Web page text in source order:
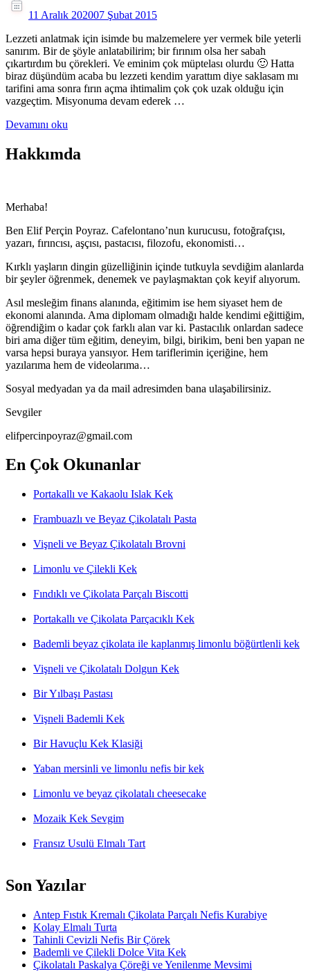
11 Aralık 202007 Şubat 2015
Lezzeti anlatmak için isimde bu malzemelere yer vermek bile yeterli
sanırım. Bir de şöyle anlatabilirim; bir fırınım olsa her sabah
çıkartırdım bu çörekleri. Ve eminim çok müptelası olurdu 🙂 Hatta
biraz düşündüm acaba bu lezzeti kendim yarattım diye saklasam mı
tarifini ama sonra fırın açma ihtimalim çok çok uzak olduğu için
vazgeçtim. Misyonuma devam ederek …
Devamını oku
Hakkımda
Merhaba!
Ben Elif Perçin Poyraz. Cafelontano’nun kurucusu, fotoğrafçısı,
yazarı, fırıncısı, aşçısı, pastacısı, filozofu, ekonomisti…
Kırklı yaşların dingin güzelliğinin içinde tutkuyla sevdiğim alanlarda
bir şeyler öğrenmek, denemek ve paylaşmaktan çok keyif alıyorum.
Asıl mesleğim finans alanında, eğitimim ise hem siyaset hem de
ekonomi alanında. Ama diplomam olmadığı halde kendimi eğittiğim,
öğrendiğim o kadar çok farklı alan var ki. Pastacılık onlardan sadece
biri ama diğer tüm eğitim, deneyim, bilgi, birikim, beni ben yapan ne
varsa hepsi buraya yansıyor. Hem tariflerimin içeriğine, hem
yazılarıma hem de videolarıma…
Sosyal medyadan ya da mail adresimden bana ulaşabilirsiniz.
Sevgiler
elifpercinpoyraz@gmail.com
En Çok Okunanlar
Portakallı ve Kakaolu Islak Kek
Frambuazlı ve Beyaz Çikolatalı Pasta
Vişneli ve Beyaz Çikolatalı Brovni
Limonlu ve Çilekli Kek
Fındıklı ve Çikolata Parçalı Biscotti
Portakallı ve Çikolata Parçacıklı Kek
Bademli beyaz çikolata ile kaplanmış limonlu böğürtlenli kek
Vişneli ve Çikolatalı Dolgun Kek
Bir Yılbaşı Pastası
Vişneli Bademli Kek
Bir Havuçlu Kek Klasiği
Yaban mersinli ve limonlu nefis bir kek
Limonlu ve beyaz çikolatalı cheesecake
Mozaik Kek Sevgim
Fransız Usulü Elmalı Tart
Son Yazılar
Antep Fıstık Kremalı Çikolata Parçalı Nefis Kurabiye
Kolay Elmalı Turta
Tahinli Cevizli Nefis Bir Çörek
Bademli ve Çilekli Dolce Vita Kek
Çikolatalı Paskalya Çöreği ve Yenilenme Mevsimi